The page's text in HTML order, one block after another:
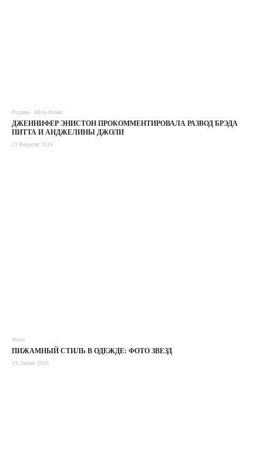
Родина Шоу-бізнес
ДЖЕННИФЕР ЭНИСТОН ПРОКОММЕНТИРОВАЛА РАЗВОД БРЭДА
ПИТТА И АНДЖЕЛИНЫ ДЖОЛИ
21 Вересня 2016
Фото
ПИЖАМНЫЙ СТИЛЬ В ОДЕЖДЕ: ФОТО ЗВЕЗД
19 Липня 2016